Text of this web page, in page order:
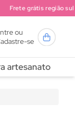
Frete grátis região sul a
ou
se
artesanato